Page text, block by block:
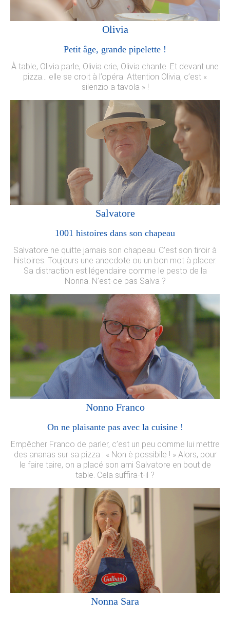
Olivia
Petit âge, grande pipelette !
À table, Olivia parle, Olivia crie, Olivia chante. Et devant une
pizza… elle se croit à l’opéra. Attention Olivia, c’est «
silenzio a tavola » !
Salvatore
1001 histoires dans son chapeau
Salvatore ne quitte jamais son chapeau. C’est son tiroir à
histoires. Toujours une anecdote ou un bon mot à placer.
Sa distraction est légendaire comme le pesto de la
Nonna. N’est-ce pas Salva ?
Nonno Franco
On ne plaisante pas avec la cuisine !
Empêcher Franco de parler, c’est un peu comme lui mettre
des ananas sur sa pizza : « Non è possibile ! » Alors, pour
le faire taire, on a placé son ami Salvatore en bout de
table. Cela suffira-t-il ?
Nonna Sara